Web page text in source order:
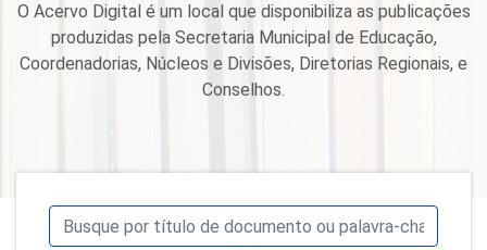
O Acervo Digital é um local que disponibiliza as publicações
produzidas pela Secretaria Municipal de Educação,
Coordenadorias, Núcleos e Divisões, Diretorias Regionais, e
Conselhos.